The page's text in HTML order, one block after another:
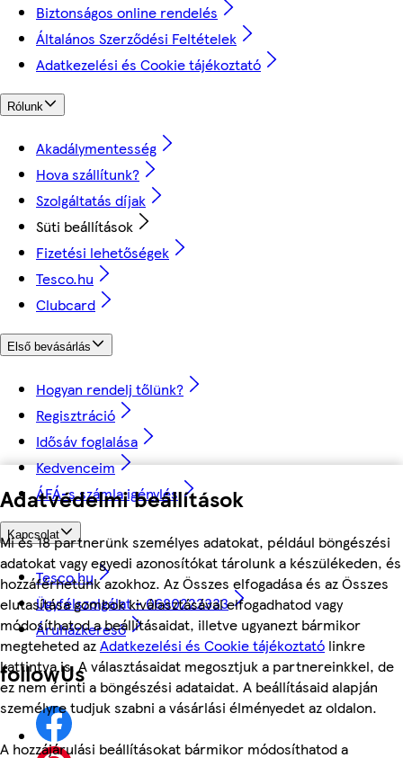
Adatvédelmi beállítások
Mi és 18 partnerünk személyes adatokat, például böngészési
adatokat vagy egyedi azonosítókat tárolunk a készülékeden, és
hozzáférhetünk azokhoz. Az Összes elfogadása és az Összes
elutasítása gombok kiválasztásával elfogadhatod vagy
módosíthatod a beállításaidat, illetve ugyanezt bármikor
megteheted azAdatkezelési és Cookie tájékoztató linkre
kattintva is. A választásaidat megosztjuk a partnereinkkel, de
ez nem érinti a böngészési adataidat. A beállításaid alapján
személyre tudjuk szabni a vásárlási élményedet az oldalon.
A hozzájárulási beállításokat bármikor módosíthatod a
Biztonságos online rendelés
Általános Szerződési Feltételek
Adatkezelési és Cookie tájékoztató
Rólunk
Akadálymentesség
Hova szállítunk?
Szolgáltatás díjak
Süti beállítások
Fizetési lehetőségek
Tesco.hu
Clubcard
Első bevásárlás
Hogyan rendelj tőlünk?
Regisztráció
Idősáv foglalása
Kedvenceim
ÁFÁ-s számla igénylés
Kapcsolat
Tesco.hu
Ügyfélszolgálat - 0680222333
Áruházkereső
followUs